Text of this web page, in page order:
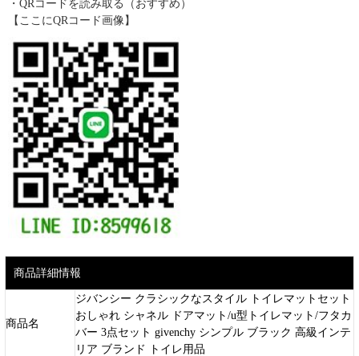
・QRコードを読み取る（おすすめ）
【ここにQRコード画像】
商品詳細情報
商品名
ジバンシー クラシックなスタイル トイレマットセット
おしゃれ シャネル ドアマット/u型トイレマット/フタカ
バー 3点セット givenchy シンプル ブラック 高級インテ
リア ブランド トイレ用品